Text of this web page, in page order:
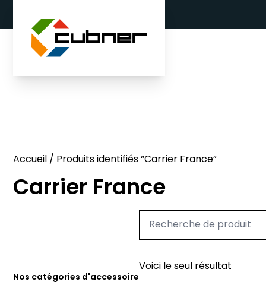
Accueil/ Produits identifiés “Carrier France”
Carrier France
Nos catégories d'accessoire
Voici le seul résultat